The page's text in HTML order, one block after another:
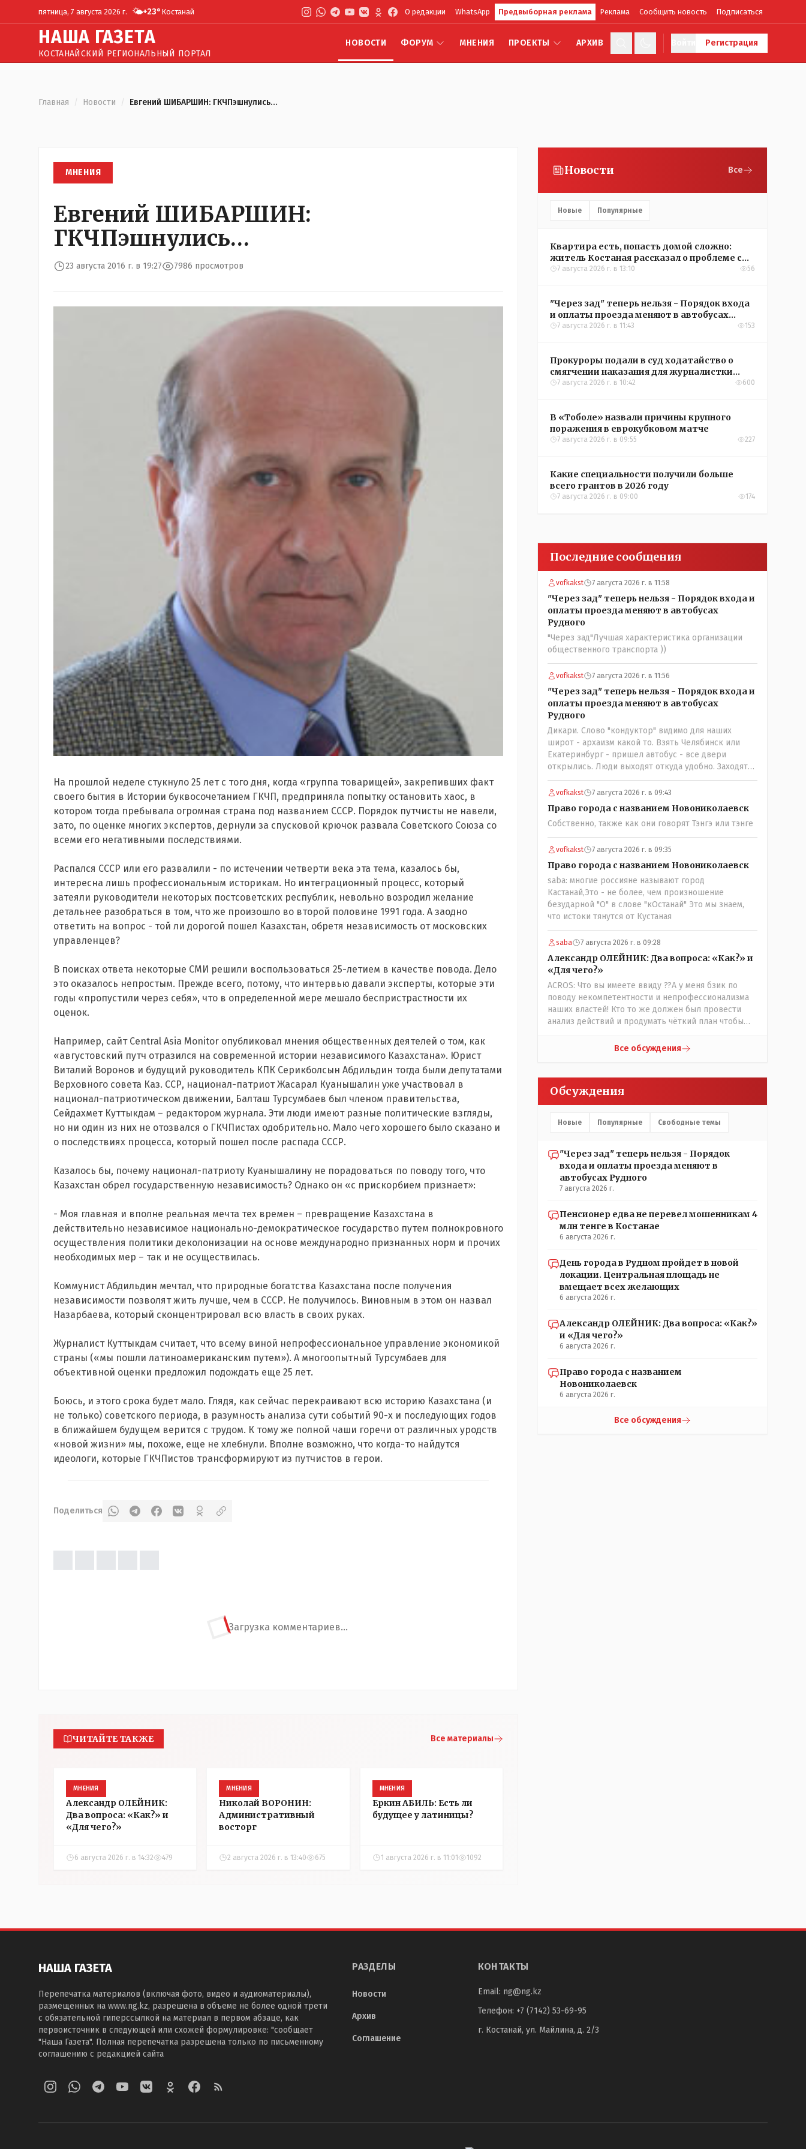
пятница, 7 августа 2026 г. 🌤️+23° Костанай О редакции WhatsApp Предвыборная реклама Реклама Сообщить новость Подписаться
НАША ГАЗЕТА
КОСТАНАЙСКИЙ РЕГИОНАЛЬНЫЙ ПОРТАЛ
НОВОСТИ ФОРУМ МНЕНИЯ ПРОЕКТЫ АРХИВ Регистрация
Главная / Новости / Евгений ШИБАРШИН: ГКЧПэшнулись…
МНЕНИЯ
Евгений ШИБАРШИН:
ГКЧПэшнулись…
23 августа 2016 г. в 19:27 7986 просмотров
На прошлой неделе стукнуло 25 лет с того дня, когда «группа товарищей», закрепивших факт
своего бытия в Истории буквосочетанием ГКЧП, предприняла попытку остановить хаос, в
котором тогда пребывала огромная страна под названием СССР. Порядок путчисты не навели,
зато, по оценке многих экспертов, дернули за спусковой крючок развала Советского Союза со
всеми его негативными последствиями.
Распался СССР или его развалили - по истечении четверти века эта тема, казалось бы,
интересна лишь профессиональным историкам. Но интеграционный процесс, который
затеяли руководители некоторых постсоветских республик, невольно возродил желание
детальнее разобраться в том, что же произошло во второй половине 1991 года. А заодно
ответить на вопрос - той ли дорогой пошел Казахстан, обретя независимость от московских
управленцев?
В поисках ответа некоторые СМИ решили воспользоваться 25-летием в качестве повода. Дело
это оказалось непростым. Прежде всего, потому, что интервью давали эксперты, которые эти
годы «пропустили через себя», что в определенной мере мешало беспристрастности их
оценок.
Например, сайт Central Asia Monitor опубликовал мнения общественных деятелей о том, как
«августовский путч отразился на современной истории независимого Казахстана». Юрист
Виталий Воронов и будущий руководитель КПК Серикболсын Абдильдин тогда были депутатами
Верховного совета Каз. ССР, национал-патриот Жасарал Куанышалин уже участвовал в
национал-патриотическом движении, Балташ Турсумбаев был членом правительства,
Сейдахмет Куттыкдам – редактором журнала. Эти люди имеют разные политические взгляды,
но ни один из них не отозвался о ГКЧПистах одобрительно. Мало чего хорошего было сказано и
о последствиях процесса, который пошел после распада СССР.
Казалось бы, почему национал-патриоту Куанышалину не порадоваться по поводу того, что
Казахстан обрел государственную независимость? Однако он «с прискорбием признает»:
- Моя главная и вполне реальная мечта тех времен – превращение Казахстана в
действительно независимое национально-демократическое государство путем полнокровного
осуществления политики деколонизации на основе международно признанных норм и прочих
необходимых мер – так и не осуществилась.
Коммунист Абдильдин мечтал, что природные богатства Казахстана после получения
независимости позволят жить лучше, чем в СССР. Не получилось. Виновным в этом он назвал
Назарбаева, который сконцентрировал всю власть в своих руках.
Журналист Куттыкдам считает, что всему виной непрофессиональное управление экономикой
страны («мы пошли латиноамериканским путем»). А многоопытный Турсумбаев для
объективной оценки предложил подождать еще 25 лет.
Боюсь, и этого срока будет мало. Глядя, как сейчас перекраивают всю историю Казахстана (и
не только) советского периода, в разумность анализа сути событий 90-х и последующих годов
в ближайшем будущем верится с трудом. К тому же полной чаши горечи от различных уродств
«новой жизни» мы, похоже, еще не хлебнули. Вполне возможно, что когда-то найдутся
идеологи, которые ГКЧПистов трансформируют из путчистов в герои.
Поделиться
Загрузка комментариев...
ЧИТАЙТЕ ТАКЖЕ Все материалы
МНЕНИЯ
Александр ОЛЕЙНИК:
Два вопроса: «Как?» и
«Для чего?»
6 августа 2026 г. в 14:32 479
МНЕНИЯ
Николай ВОРОНИН:
Административный
восторг
2 августа 2026 г. в 13:40 675
МНЕНИЯ
Еркин АБИЛЬ: Есть ли
будущее у латиницы?
1 августа 2026 г. в 11:01 1092
Новости Все
Новые Популярные
Квартира есть, попасть домой сложно:
житель Костаная рассказал о проблеме с
подъездом
7 августа 2026 г. в 13:10 56
"Через зад" теперь нельзя - Порядок входа
и оплаты проезда меняют в автобусах
Рудного
7 августа 2026 г. в 11:43 153
Прокуроры подали в суд ходатайство о
смягчении наказания для журналистки
Александры Алёховой
7 августа 2026 г. в 10:42 600
В «Тоболе» назвали причины крупного
поражения в еврокубковом матче
7 августа 2026 г. в 09:55 227
Какие специальности получили больше
всего грантов в 2026 году
7 августа 2026 г. в 09:00 174
Последние сообщения
vofkakst 7 августа 2026 г. в 11:58
"Через зад" теперь нельзя - Порядок входа и
оплаты проезда меняют в автобусах
Рудного
"Через зад"Лучшая характеристика организации
общественного транспорта ))
vofkakst 7 августа 2026 г. в 11:56
"Через зад" теперь нельзя - Порядок входа и
оплаты проезда меняют в автобусах
Рудного
Дикари. Слово "кондуктор" видимо для наших
широт - архаизм какой то. Взять Челябинск или
Екатеринбург - пришел автобус - все двери
открылись. Люди выходят откуда удобно. Заходят
также в любую дверь. Далее - либо платишь сам (у
каждой двери есть валидатор), либо кондуктор
вопросов оплаты, полностью
сконцентрировавшись на управлении автобусом.
Кондуктор - помимо удобства - несомненно
рабочие места. Сколько людей можно
трудоустроить? Но зачем, когда водитель должен и
на дорогу смотреть, и оплату контролировать , и (в
редких случаях оплаты наличкой) сдачу выдавать. У
нас прогресс почему-то идет с регрессом рука об
руку. Любую хорошую задумку умудряемся
похерить(
vofkakst 7 августа 2026 г. в 09:43
Право города с названием Новониколаевск
Собственно, также как они говорят Тэнгэ или тэнге
vofkakst 7 августа 2026 г. в 09:35
Право города с названием Новониколаевск
saba: многие россияне называют город
Кастанай,Это - не более, чем произношение
безударной "О" в слове "кОстанай" Это мы знаем,
что истоки тянутся от Кустаная
saba 7 августа 2026 г. в 09:28
Александр ОЛЕЙНИК: Два вопроса: «Как?» и
«Для чего?»
ACROS: Что вы имеете ввиду ??А у меня бзик по
поводу некомпетентности и непрофессионализма
наших властей! Кто то же должен был провести
анализ действий и продумать чёткий план чтобы
аналитическом центре либо кто то из
просто обстоятельства немного меняются по
сравнению с Назарбаевскими временами, власти
решили пощупать кошелёк населения, а это уже
неизвестная в уравнении взаимоотношений власти
пригодился бы!
Все обсуждения
Обсуждения
Новые Популярные Свободные темы
"Через зад" теперь нельзя - Порядок
входа и оплаты проезда меняют в
автобусах Рудного
7 августа 2026 г.
Пенсионер едва не перевел мошенникам 4
млн тенге в Костанае
6 августа 2026 г.
День города в Рудном пройдет в новой
локации. Центральная площадь не
вмещает всех желающих
6 августа 2026 г.
Александр ОЛЕЙНИК: Два вопроса: «Как?»
и «Для чего?»
6 августа 2026 г.
Право города с названием
Новониколаевск
6 августа 2026 г.
Все обсуждения
НАША ГАЗЕТА
Перепечатка материалов (включая фото, видео и аудиоматериалы),
размещенных на www.ng.kz, разрешена в объеме не более одной трети
с обязательной гиперссылкой на материал в первом абзаце, как
первоисточник в следующей или схожей формулировке: "сообщает
"Наша Газета". Полная перепечатка разрешена только по письменному
соглашению с редакцией сайта
РАЗДЕЛЫ
Новости
Архив
Соглашение
КОНТАКТЫ
Email: ng@ng.kz
Телефон: +7 (7142) 53-69-95
г. Костанай, ул. Майлина, д. 2/3